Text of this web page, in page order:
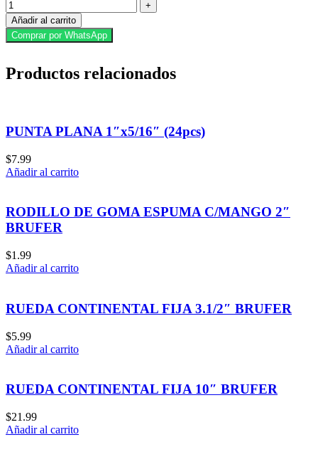
Añadir al carrito
Comprar por WhatsApp
Productos relacionados
PUNTA PLANA 1″x5/16″ (24pcs)
$7.99
Añadir al carrito
RODILLO DE GOMA ESPUMA C/MANGO 2″
BRUFER
$1.99
Añadir al carrito
RUEDA CONTINENTAL FIJA 3.1/2″ BRUFER
$5.99
Añadir al carrito
RUEDA CONTINENTAL FIJA 10″ BRUFER
$21.99
Añadir al carrito